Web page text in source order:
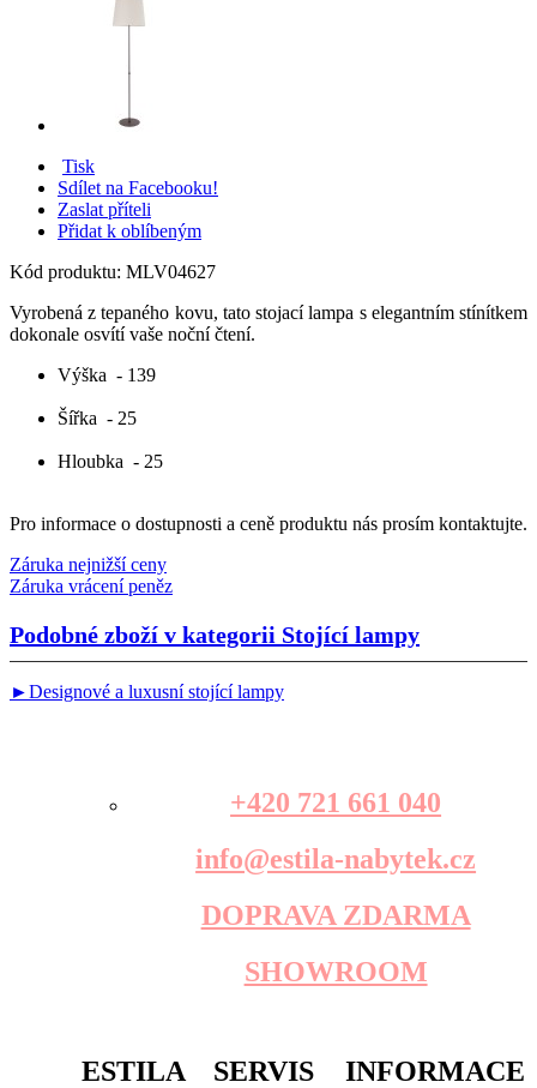
Tisk
Sdílet na Facebooku!
Zaslat příteli
Přidat k oblíbeným
Kód produktu: MLV04627
Vyrobená z tepaného kovu, tato stojací lampa s elegantním stínítkem
dokonale osvítí vaše noční čtení.
Výška - 139
Šířka - 25
Hloubka - 25
Pro informace o dostupnosti a ceně produktu nás prosím kontaktujte.
Záruka nejnižší ceny
Záruka vrácení peněz
Podobné zboží v kategorii Stojící lampy
►Designové a luxusní stojící lampy
+420 721 661 040
info@estila-nabytek.cz
DOPRAVA ZDARMA
SHOWROOM
ESTILA SERVIS INFORMACE